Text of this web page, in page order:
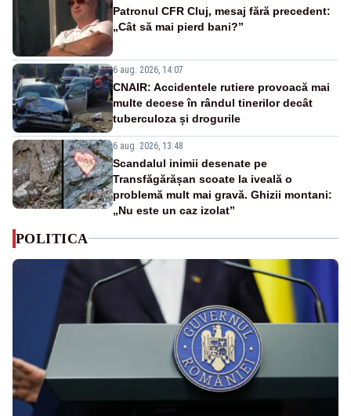
Patronul CFR Cluj, mesaj fără precedent:
„Cât să mai pierd bani?”
6 aug. 2026, 14:07
CNAIR: Accidentele rutiere provoacă mai
multe decese în rândul tinerilor decât
tuberculoza și drogurile
6 aug. 2026, 13:48
Scandalul inimii desenate pe
Transfăgărășan scoate la iveală o
problemă mult mai gravă. Ghizii montani:
„Nu este un caz izolat”
POLITICA